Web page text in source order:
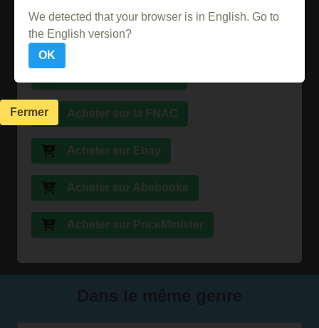
Acheter sur Momox
Acheter sur la FNAC
Acheter sur Ebay
Acheter sur Abebooks
Acheter sur PriceMinister
We detected that your browser is in English. Go to
the English version?
OK
Fermer